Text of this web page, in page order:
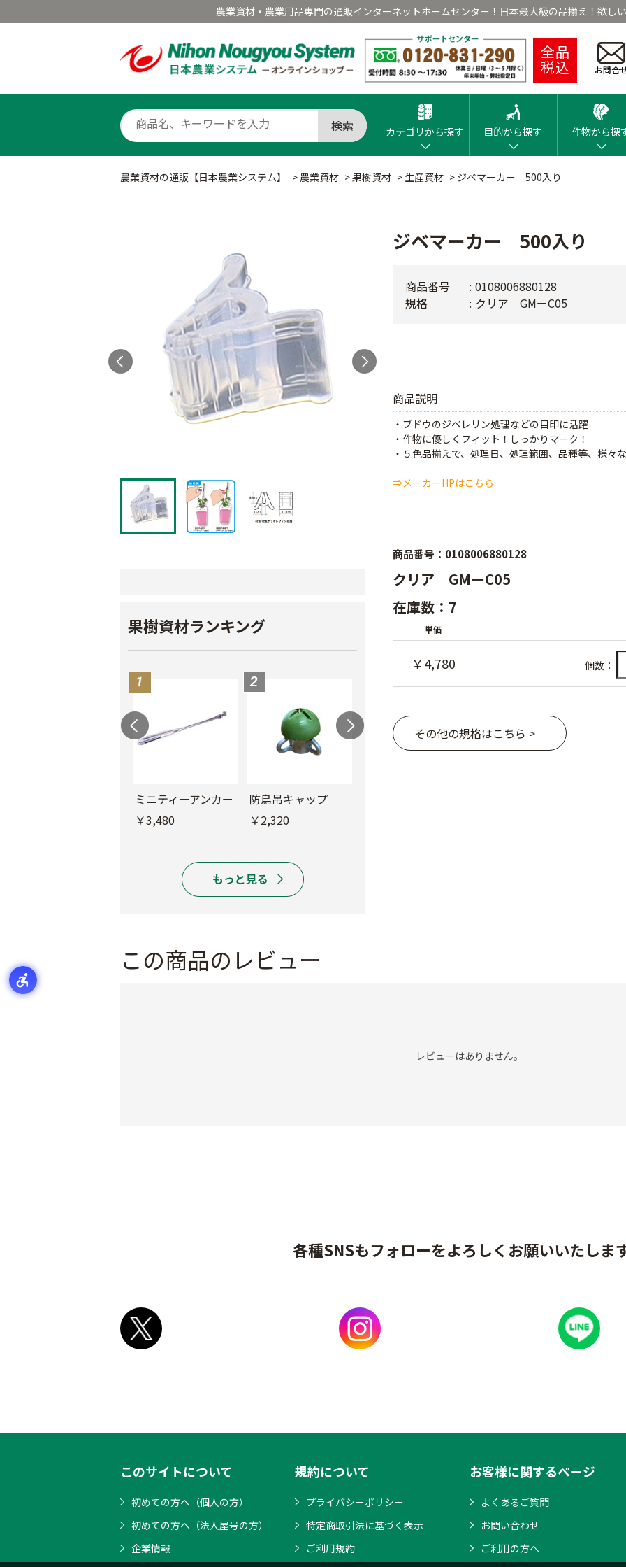
農業資材・農業用品専門の通販インターネットホームセンター！日本最大級の品揃え！欲し
全品
税込 お問合
検索 カテゴリから探す 目的から探す 作物から探
農業資材の通販【日本農業システム】 > 農業資材 >果樹資材 > 生産資材 > ジベマーカー 500入り
果樹資材ランキング
ミニティーアンカー
￥3,480
防鳥吊キャップ
￥2,320
ジベマーカー 500入り
商品説明
・ブドウのジベレリン処理などの目印に活躍
・作物に優しくフィット！しっかりマーク！
・５色品揃えで、処理日、処理範囲、品種等、様々
⇒メーカーHPはこちら
商品番号
0108006880128
規格
クリア GMーC05
商品番号：0108006880128
クリア GMーC05
在庫数：7
単価
￥4,780 個数：
その他の規格はこちら >
この商品のレビュー
レビューはありません。
各種SNSもフォローをよろしくお願いいたしま
このサイトについて
初めての方へ（個人の方）
初めての方へ（法人屋号の方）
企業情報
規約について
プライバシーポリシー
特定商取引法に基づく表示
ご利用規約
お客様に関するページ
よくあるご質問
お問い合わせ
ご利用の方へ